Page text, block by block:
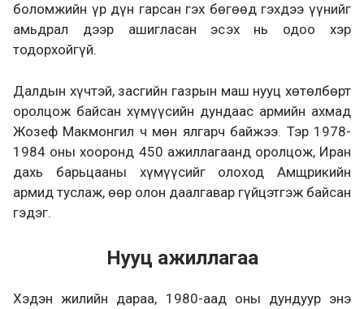
боломжийн үр дүн гарсан гэх бөгөөд гэхдээ үүнийг
амьдрал дээр ашигласан эсэх нь одоо хэр
тодорхойгүй.
Далдын хүчтэй, засгийн газрын маш нууц хөтөлбөрт
оролцож байсан хүмүүсийн дундаас армийн ахмад
Жозеф Макмонгил ч мөн ялгарч байжээ. Тэр 1978-
1984 оны хооронд 450 ажиллагаанд оролцож, Иран
дахь барьцааны хүмүүсийг олоход Амщрикийн
армид туслаж, өөр олон даалгавар гүйцэтгэж байсан
гэдэг.
Нууц ажиллагаа
Хэдэн жилийн дараа, 1980-аад оны дундуур энэ